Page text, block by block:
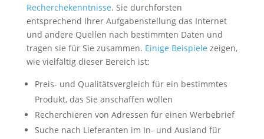
Recherchekenntnisse. Sie durchforsten
entsprechend Ihrer Aufgabenstellung das Internet
und andere Quellen nach bestimmten Daten und
tragen sie für Sie zusammen. Einige Beispiele zeigen,
wie vielfältig dieser Bereich ist:
Preis- und Qualitätsvergleich für ein bestimmtes
Produkt, das Sie anschaffen wollen
Recherchieren von Adressen für einen Werbebrief
Suche nach Lieferanten im In- und Ausland für